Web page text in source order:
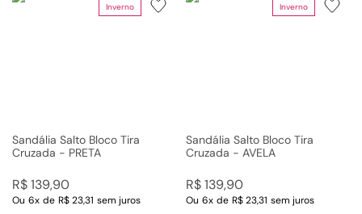
Inverno
Sandália Salto Bloco Tira
Cruzada - PRETA
R$139,90
Ou 6x de R$ 23,31 sem juros
Inverno
Sandália Salto Bloco Tira
Cruzada - AVELA
R$139,90
Ou 6x de R$ 23,31 sem juros